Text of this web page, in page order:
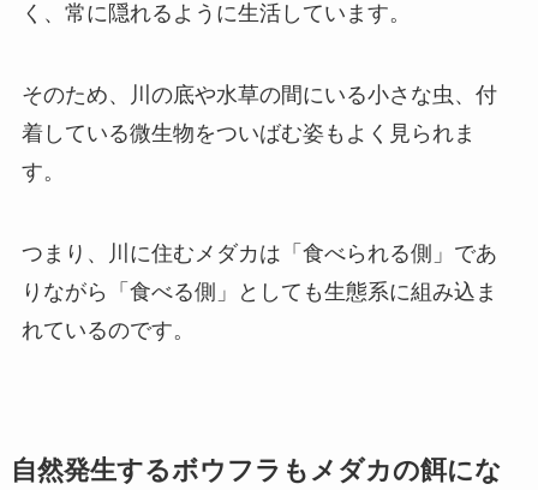
く、常に隠れるように生活しています。
そのため、川の底や水草の間にいる小さな虫、付
着している微生物をついばむ姿もよく見られま
す。
つまり、川に住むメダカは「食べられる側」であ
りながら「食べる側」としても生態系に組み込ま
れているのです。
自然発生するボウフラもメダカの餌にな